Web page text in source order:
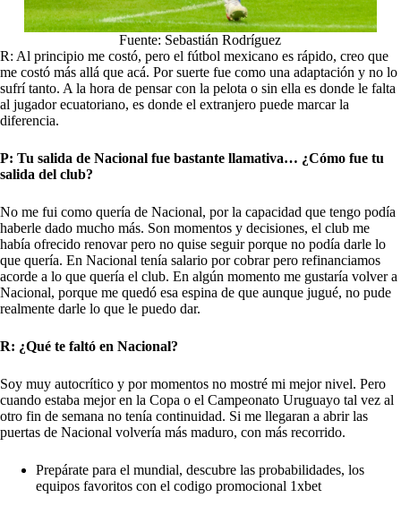
Fuente: Sebastián Rodríguez
R: Al principio me costó, pero el fútbol mexicano es rápido, creo que
me costó más allá que acá. Por suerte fue como una adaptación y no lo
sufrí tanto. A la hora de pensar con la pelota o sin ella es donde le falta
al jugador ecuatoriano, es donde el extranjero puede marcar la
diferencia.
P: Tu salida de Nacional fue bastante llamativa… ¿Cómo fue tu
salida del club?
No me fui como quería de Nacional, por la capacidad que tengo podía
haberle dado mucho más. Son momentos y decisiones, el club me
había ofrecido renovar pero no quise seguir porque no podía darle lo
que quería. En Nacional tenía salario por cobrar pero refinanciamos
acorde a lo que quería el club. En algún momento me gustaría volver a
Nacional, porque me quedó esa espina de que aunque jugué, no pude
realmente darle lo que le puedo dar.
R: ¿Qué te faltó en Nacional?
Soy muy autocrítico y por momentos no mostré mi mejor nivel. Pero
cuando estaba mejor en la Copa o el Campeonato Uruguayo tal vez al
otro fin de semana no tenía continuidad. Si me llegaran a abrir las
puertas de Nacional volvería más maduro, con más recorrido.
Prepárate para el mundial, descubre las probabilidades, los
equipos favoritos con el codigo promocional 1xbet